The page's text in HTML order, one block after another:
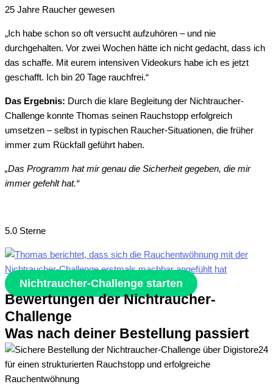
25 Jahre Raucher gewesen
„Ich habe schon so oft versucht aufzuhören – und nie
durchgehalten. Vor zwei Wochen hätte ich nicht gedacht, dass ich
das schaffe. Mit eurem intensiven Videokurs habe ich es jetzt
geschafft. Ich bin 20 Tage rauchfrei.“
Das Ergebnis: Durch die klare Begleitung der Nichtraucher-
Challenge konnte Thomas seinen Rauchstopp erfolgreich
umsetzen – selbst in typischen Raucher-Situationen, die früher
immer zum Rückfall geführt haben.
„Das Programm hat mir genau die Sicherheit gegeben, die mir
immer gefehlt hat.“
5.0 Sterne
Nichtraucher-Challenge starten
Bewertungen der Nichtraucher-
Challenge
Was nach deiner Bestellung passiert